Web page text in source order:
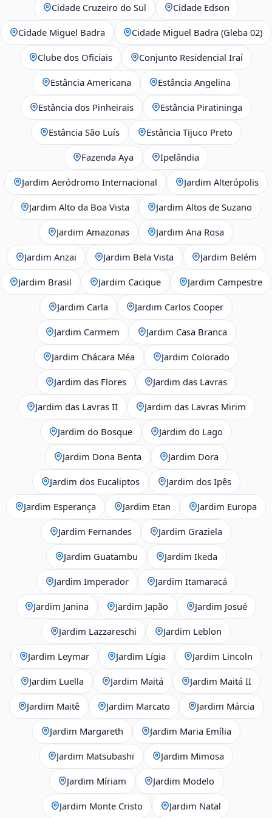
Cidade Cruzeiro do Sul Cidade Edson
Cidade Miguel Badra Cidade Miguel Badra (Gleba 02)
Clube dos Oficiais Conjunto Residencial Iraí
Estância Americana Estância Angelina
Estância dos Pinheirais Estância Piratininga
Estância São Luís Estância Tijuco Preto
Fazenda Aya Ipelândia
Jardim Aeródromo Internacional Jardim Alterópolis
Jardim Alto da Boa Vista Jardim Altos de Suzano
Jardim Amazonas Jardim Ana Rosa
Jardim Anzai Jardim Bela Vista Jardim Belém
Jardim Brasil Jardim Cacique Jardim Campestre
Jardim Carla Jardim Carlos Cooper
Jardim Carmem Jardim Casa Branca
Jardim Chácara Méa Jardim Colorado
Jardim das Flores Jardim das Lavras
Jardim das Lavras II Jardim das Lavras Mirim
Jardim do Bosque Jardim do Lago
Jardim Dona Benta Jardim Dora
Jardim dos Eucaliptos Jardim dos Ipês
Jardim Esperança Jardim Etan Jardim Europa
Jardim Fernandes Jardim Graziela
Jardim Guatambu Jardim Ikeda
Jardim Imperador Jardim Itamaracá
Jardim Janina Jardim Japão Jardim Josué
Jardim Lazzareschi Jardim Leblon
Jardim Leymar Jardim Lígia Jardim Lincoln
Jardim Luella Jardim Maitá Jardim Maitá II
Jardim Maitê Jardim Marcato Jardim Márcia
Jardim Margareth Jardim Maria Emília
Jardim Matsubashi Jardim Mimosa
Jardim Míriam Jardim Modelo
Jardim Monte Cristo Jardim Natal